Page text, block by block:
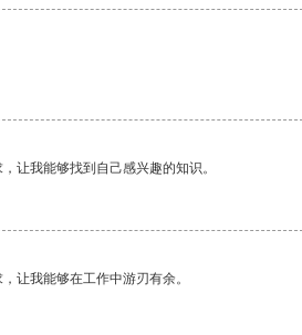
让我能够找到自己感兴趣的知识。
让我能够在工作中游刃有余。